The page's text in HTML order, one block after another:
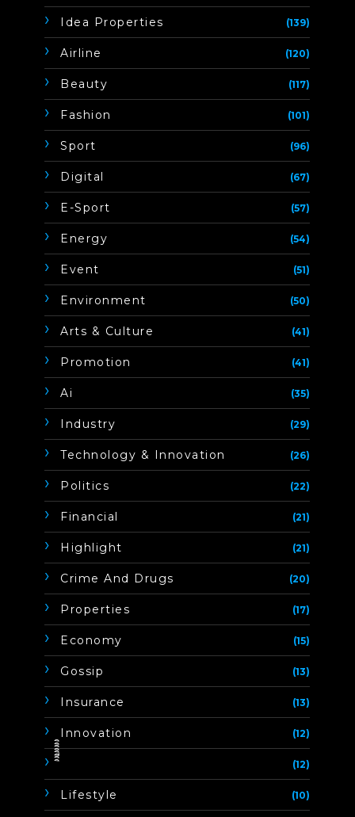
Idea Properties (139)
Airline (120)
Beauty (117)
Fashion (101)
Sport (96)
Digital (67)
E-Sport (57)
Energy (54)
Event (51)
Environment (50)
Arts & Culture (41)
Promotion (41)
Ai (35)
Industry (29)
Technology & Innovation (26)
Politics (22)
Financial (21)
Highlight (21)
Crime And Drugs (20)
Properties (17)
Economy (15)
Gossip (13)
Insurance (13)
Innovation (12)
(12)
Lifestyle (10)